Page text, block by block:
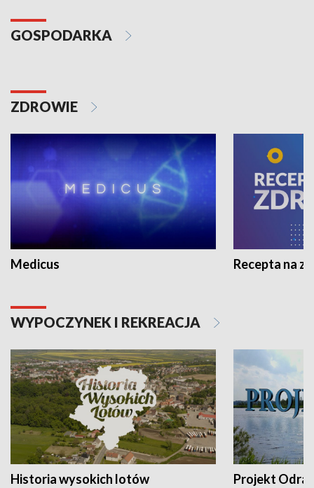
GOSPODARKA
ZDROWIE
Medicus Recepta na
WYPOCZYNEK I REKREACJA
Historia wysokich lotów Projekt Odra